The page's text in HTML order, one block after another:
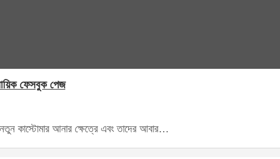
ফেসবুক পেজ
কাস্টোমার আনার ক্ষেত্রে এবং তাদের আবার…